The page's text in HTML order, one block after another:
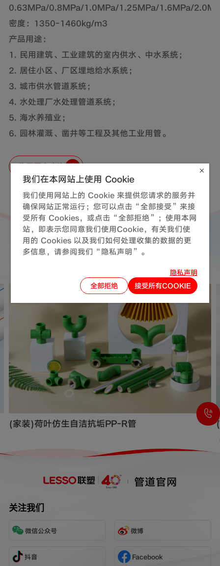
0.63MPa/0.8MPa/1.0MPa/1.25MPa/1.6MPa/
密度：1350-1460kg/m3
产品用途：
1. 民用建筑、工业建筑的室内供水、中水系统；
2. 居住小区、厂区埋地给水系统；
3. 城市供水管道系统；
4. 水处理厂水处理管道系统；
5. 海水养殖业；
6. 园林灌溉、凿井等工程及其他工业用管。
购买网点查询
同系列产品推荐
(家装)荷叶仿生自洁抗垢PP-R管
管道官网
关注我们
微信公众号 微博
抖音 Facebook
我们在本网站上使用 Cookie
我们使用网站上的 Cookie 来提供您请求的服务并
确保网站正常运行；您可以点击“全部接受”来接
受所有 Cookies，或点击“全部拒绝”；使用本网
站，即表示您同意我们使用Cookie，有关我们使
用的 Cookies 以及我们如何处理收集的数据的更
多信息，请参阅我们“隐私声明”。
隐私声明
全部拒绝
接受所有COOKIE